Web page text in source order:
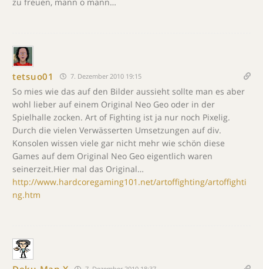
tetsuo01 7. Dezember 2010 19:15
So mies wie das auf den Bilder aussieht sollte man es aber
wohl lieber auf einem Original Neo Geo oder in der
Spielhalle zocken. Art of Fighting ist ja nur noch Pixelig.
Durch die vielen Verwässerten Umsetzungen auf div.
Konsolen wissen viele gar nicht mehr wie schön diese
Games auf dem Original Neo Geo eigentlich waren
seinerzeit.Hier mal das Original…
http://www.hardcoregaming101.net/artoffighting/artoffighti
ng.htm